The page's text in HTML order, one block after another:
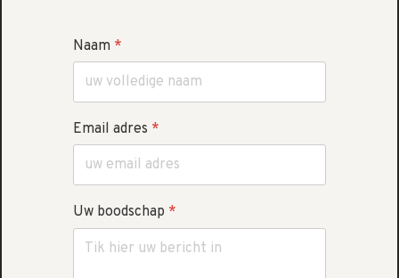
Naam *
Email adres *
Uw boodschap *